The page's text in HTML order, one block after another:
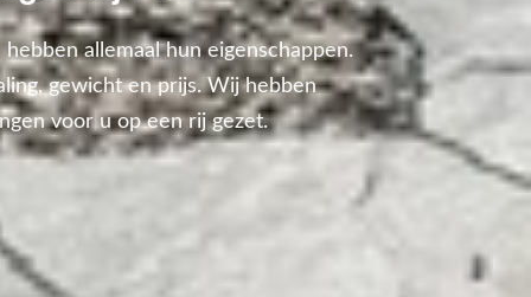
allemaal hun eigenschappen.
gewicht en prijs. Wij hebben
voor u op een rij gezet.